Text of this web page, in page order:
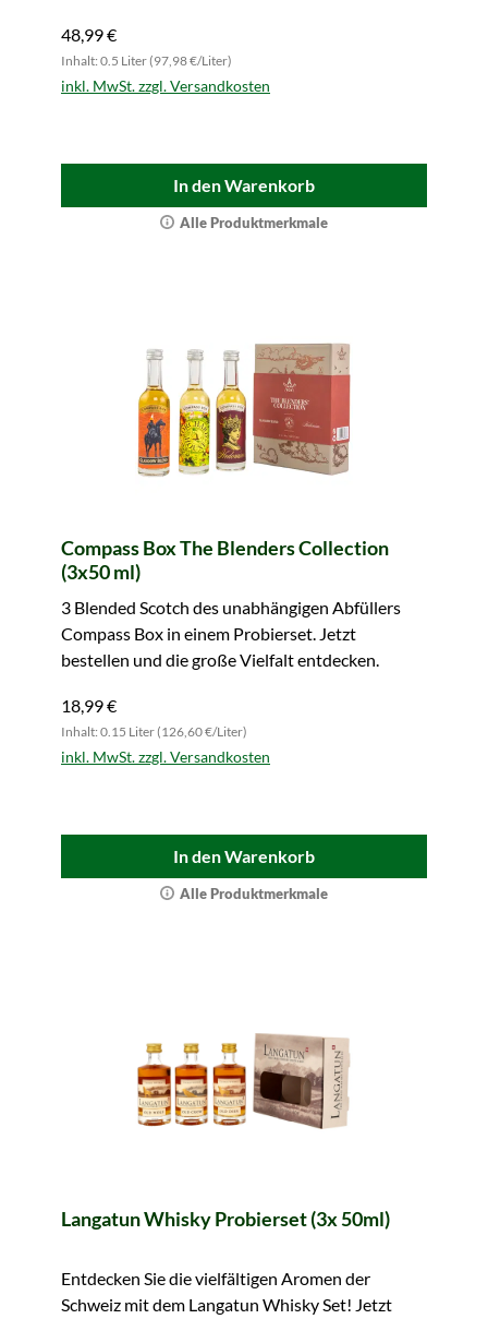
48,99 €
Inhalt: 0.5 Liter (97,98 €/Liter)
inkl. MwSt. zzgl. Versandkosten
In den Warenkorb
Alle Produktmerkmale
Compass Box The Blenders Collection
(3x50 ml)
3 Blended Scotch des unabhängigen Abfüllers
Compass Box in einem Probierset. Jetzt
bestellen und die große Vielfalt entdecken.
18,99 €
Inhalt: 0.15 Liter (126,60 €/Liter)
inkl. MwSt. zzgl. Versandkosten
In den Warenkorb
Alle Produktmerkmale
Langatun Whisky Probierset (3x 50ml)
Entdecken Sie die vielfältigen Aromen der
Schweiz mit dem Langatun Whisky Set! Jetzt